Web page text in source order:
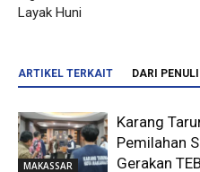
Layak Huni
ARTIKEL TERKAIT DARI
MAKASSAR
Karang
Pemilahan
Gerakan